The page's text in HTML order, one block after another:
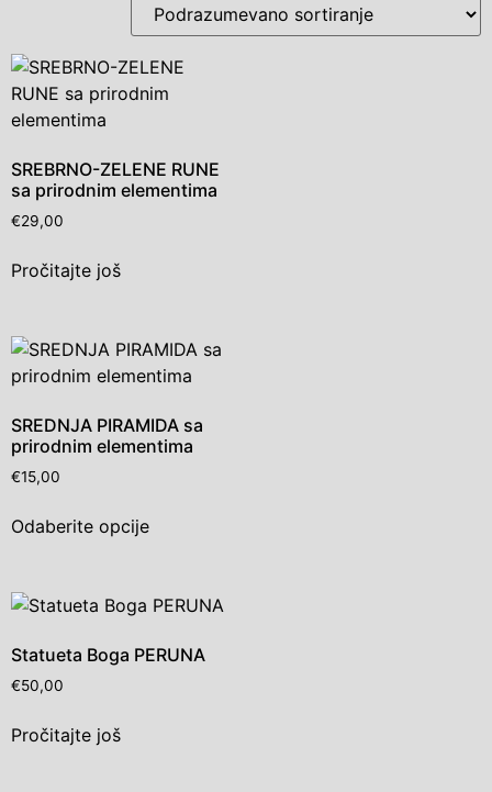
SREBRNO-ZELENE RUNE
sa prirodnim elementima
€29,00
Pročitajte još
SREDNJA PIRAMIDA sa
prirodnim elementima
€15,00
Odaberite opcije
Statueta Boga PERUNA
€50,00
Pročitajte još